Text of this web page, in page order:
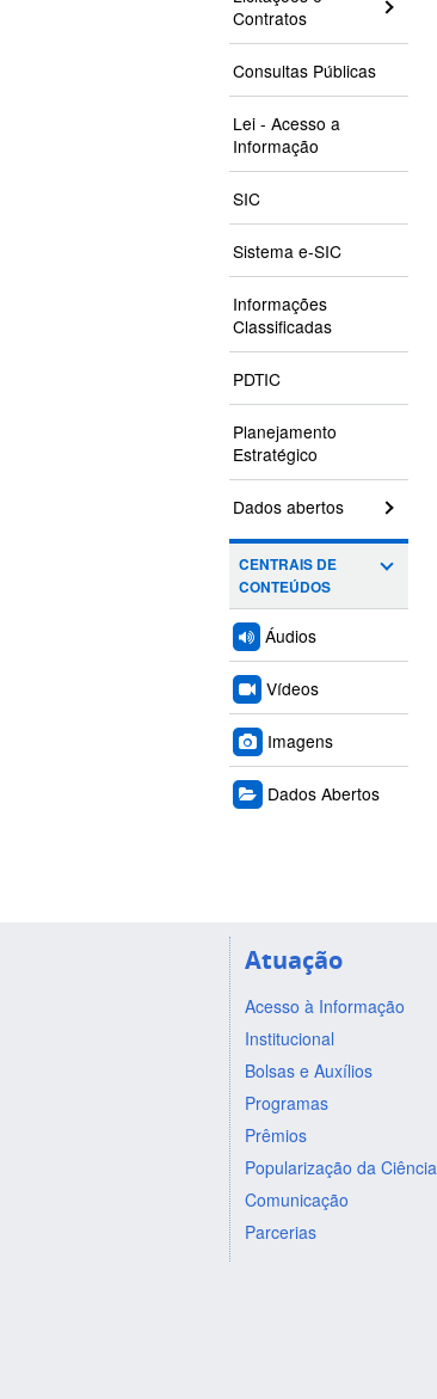
Contratos
Consultas Públicas
Lei - Acesso a
Informação
SIC
Sistema e-SIC
Informações
Classificadas
PDTIC
Planejamento
Estratégico
Dados abertos
CENTRAIS DE
CONTEÚDOS
Áudios
Vídeos
Imagens
Dados Abertos
Atuação
Acesso à Informação
Institucional
Bolsas e Auxílios
Programas
Prêmios
Popularização da Ciência
Comunicação
Parcerias